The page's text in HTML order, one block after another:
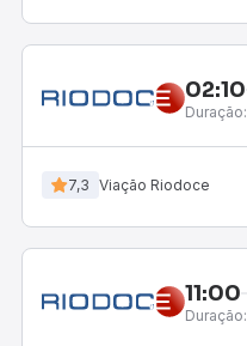
02:10
Duração:
7,3 Viação Riodoce
11:00
Duração: